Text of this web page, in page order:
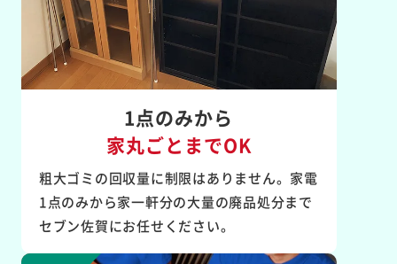
1点のみから
家丸ごとまでOK
粗大ゴミの回収量に制限はありません。家電
1点のみから家一軒分の大量の廃品処分まで
セブン佐賀にお任せください。